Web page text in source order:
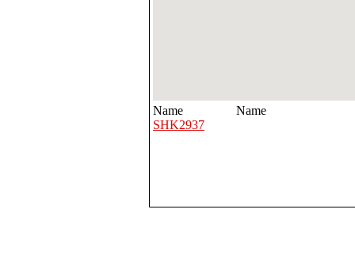
Name
Name
SHK2937